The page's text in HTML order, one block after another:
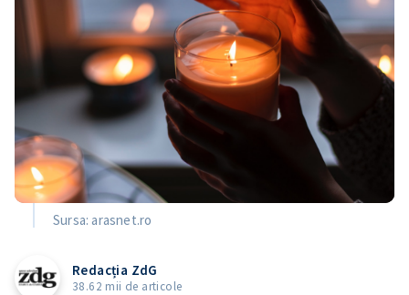
Sursa: arasnet.ro
Redacția ZdG
38.62 mii de articole